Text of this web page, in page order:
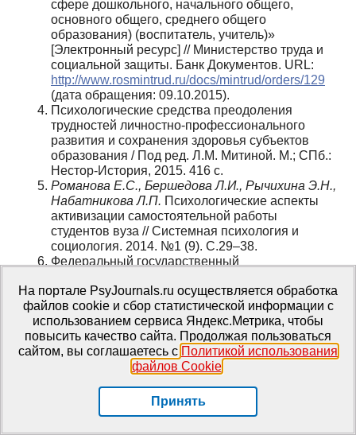
сфере дошкольного, начального общего,
основного общего, среднего общего
образования) (воспитатель, учитель)»
[Электронный ресурс] // Министерство труда и
социальной защиты. Банк Документов. URL:
http://www.rosmintrud.ru/docs/mintrud/orders/129
(дата обращения: 09.10.2015).
Психологические средства преодоления
трудностей личностно-профессионального
развития и сохранения здоровья субъектов
образования / Под ред. Л.М. Митиной. М.; СПб.:
Нестор-История, 2015. 416 с.
Романова Е.С., Бершедова Л.И., Рычихина Э.Н.,
Набатникова Л.П. Психологические аспекты
активизации самостоятельной работы
студентов вуза // Системная психология и
социология. 2014. №1 (9). С.29–38.
Федеральный государственный
образования [Электронный ресурс] //
Федеральные государственные
образовательные стандарты. М.: Институт
стратегических исследований в образовании
РАО. URL:http://standart.edu.ru/catalog.aspx?
CatalogId=959(дата обращения: 31.03.2014).
Информация об авторах
На портале PsyJournals.ru осуществляется обработка
файлов cookie и сбор статистической информации с
использованием сервиса Яндекс.Метрика, чтобы
повысить качество сайта. Продолжая пользоваться
сайтом, вы соглашаетесь с Политикой использования
файлов Cookie.
Принять